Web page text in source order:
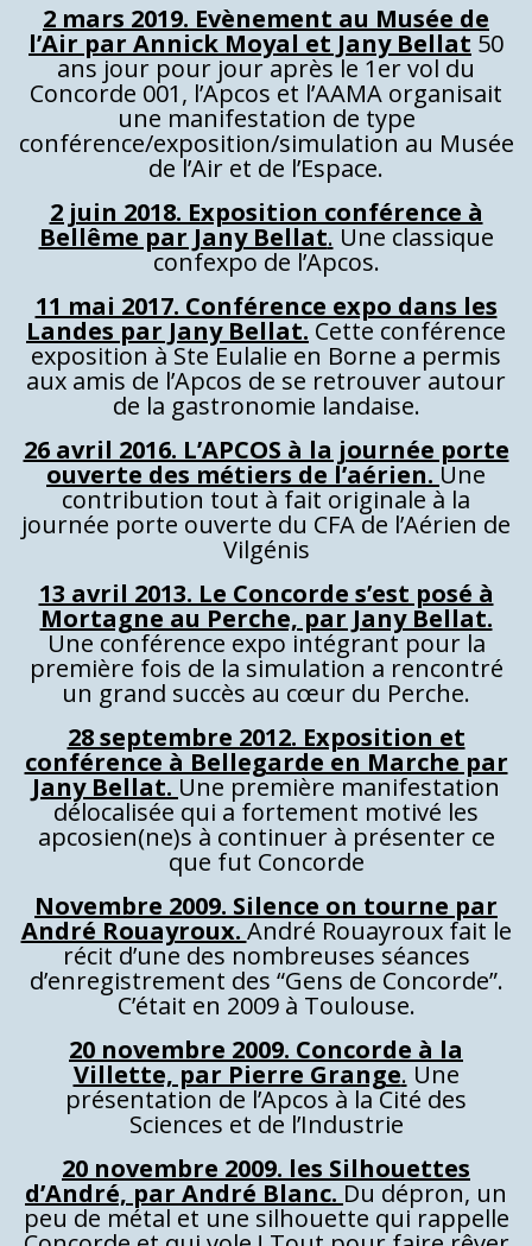
2 mars 2019. Evènement au Musée de
l’Air par Annick Moyal et Jany Bellat 50
ans jour pour jour après le 1er vol du
Concorde 001, l’Apcos et l’AAMA organisait
une manifestation de type
conférence/exposition/simulation au Musée
de l’Air et de l’Espace.
2 juin 2018. Exposition conférence à
Bellême par Jany Bellat. Une classique
confexpo de l’Apcos.
11 mai 2017. Conférence expo dans les
Landes par Jany Bellat. Cette conférence
exposition à Ste Eulalie en Borne a permis
aux amis de l’Apcos de se retrouver autour
de la gastronomie landaise.
26 avril 2016. L’APCOS à la journée porte
ouverte des métiers de l’aérien. Une
contribution tout à fait originale à la
journée porte ouverte du CFA de l’Aérien de
Vilgénis
13 avril 2013. Le Concorde s’est posé à
Mortagne au Perche, par Jany Bellat.
Une conférence expo intégrant pour la
première fois de la simulation a rencontré
un grand succès au cœur du Perche.
28 septembre 2012. Exposition et
conférence à Bellegarde en Marche par
Jany Bellat. Une première manifestation
délocalisée qui a fortement motivé les
apcosien(ne)s à continuer à présenter ce
que fut Concorde
Novembre 2009. Silence on tourne par
André Rouayroux. André Rouayroux fait le
récit d’une des nombreuses séances
d’enregistrement des “Gens de Concorde”.
C’était en 2009 à Toulouse.
20 novembre 2009. Concorde à la
Villette, par Pierre Grange. Une
présentation de l’Apcos à la Cité des
Sciences et de l’Industrie
20 novembre 2009. les Silhouettes
d’André, par André Blanc. Du dépron, un
peu de métal et une silhouette qui rappelle